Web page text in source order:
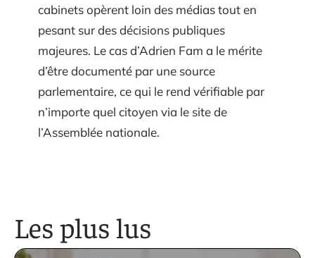
cabinets opèrent loin des médias tout en
pesant sur des décisions publiques
majeures. Le cas d’Adrien Fam a le mérite
d’être documenté par une source
parlementaire, ce qui le rend vérifiable par
n’importe quel citoyen via le site de
l’Assemblée nationale.
Les plus lus